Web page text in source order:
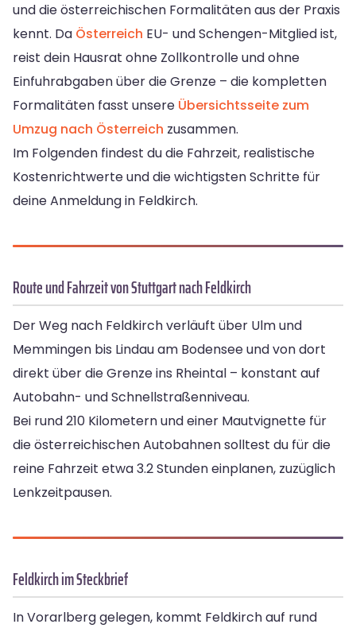
und die österreichischen Formalitäten aus der Praxis
kennt. Da Österreich EU- und Schengen-Mitglied ist,
reist dein Hausrat ohne Zollkontrolle und ohne
Einfuhrabgaben über die Grenze – die kompletten
Formalitäten fasst unsere Übersichtsseite zum
Umzug nach Österreich zusammen.
Im Folgenden findest du die Fahrzeit, realistische
Kostenrichtwerte und die wichtigsten Schritte für
deine Anmeldung in Feldkirch.
Route und Fahrzeit von Stuttgart nach Feldkirch
Der Weg nach Feldkirch verläuft über Ulm und
Memmingen bis Lindau am Bodensee und von dort
direkt über die Grenze ins Rheintal – konstant auf
Autobahn- und Schnellstraßenniveau.
Bei rund 210 Kilometern und einer Mautvignette für
die österreichischen Autobahnen solltest du für die
reine Fahrzeit etwa 3.2 Stunden einplanen, zuzüglich
Lenkzeitpausen.
Feldkirch im Steckbrief
In Vorarlberg gelegen, kommt Feldkirch auf rund